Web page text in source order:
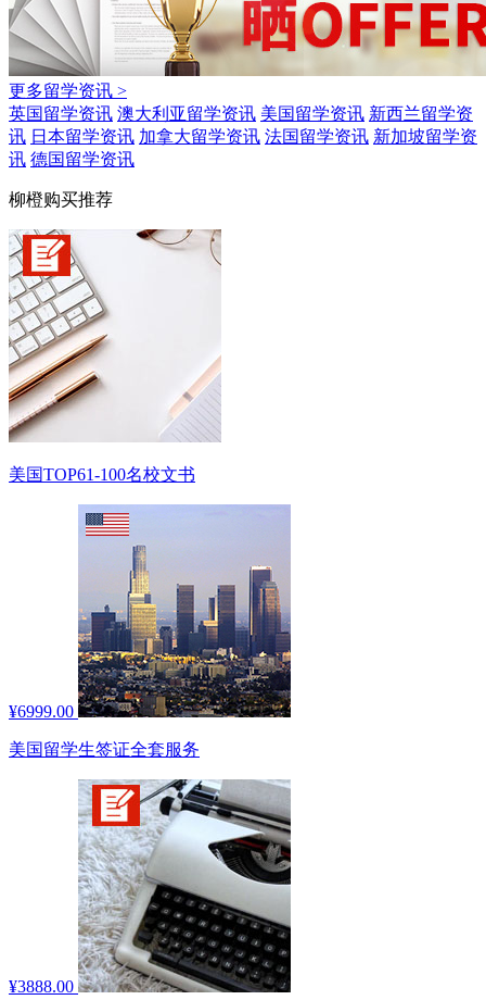
更多留学资讯 >
英国留学资讯 澳大利亚留学资讯 美国留学资讯 新西兰留学资
讯 日本留学资讯 加拿大留学资讯 法国留学资讯 新加坡留学资
讯 德国留学资讯
柳橙购买推荐
美国TOP61-100名校文书
¥6999.00
美国留学生签证全套服务
¥3888.00